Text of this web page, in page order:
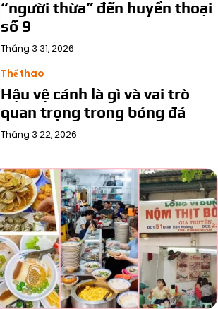
“người thừa” đến huyền thoại
số 9
Tháng 3 31, 2026
Thể thao
Hậu vệ cánh là gì và vai trò
quan trọng trong bóng đá
Tháng 3 22, 2026